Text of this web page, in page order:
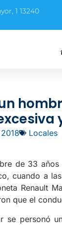
1 13240
Locales
años
cuando a
Renault
que el
una